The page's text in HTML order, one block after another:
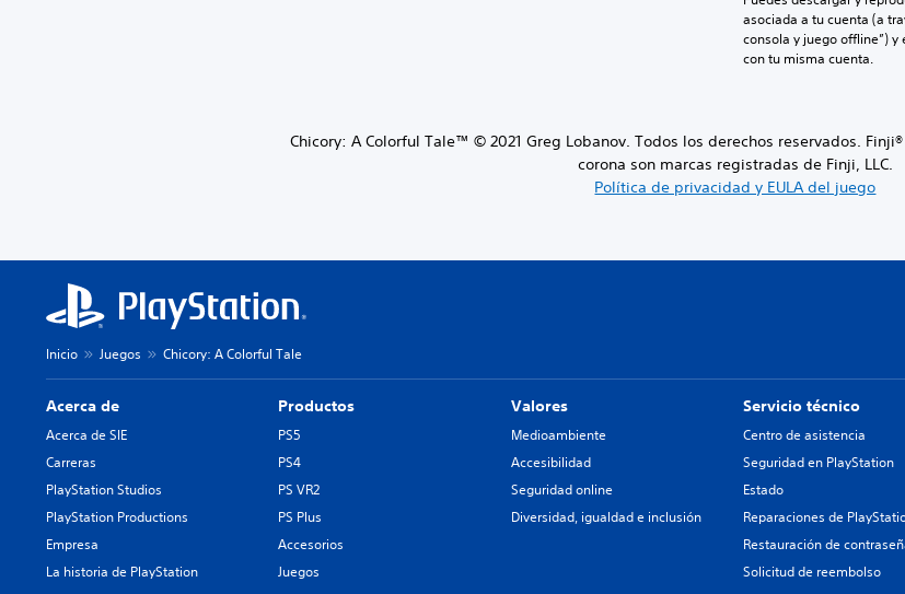
asociada a tu cuenta (a
consola y juego offline”) y
con tu misma cuenta.
Chicory: A Colorful Tale™ © 2021 Greg Lobanov. Todos los derechos reservados.
corona son marcas registradas de Finji, LLC.
Política de privacidad y EULA del juego
Inicio Juegos Chicory: A Colorful Tale
Acerca de
Acerca de SIE
Carreras
PlayStation Studios
PlayStation Productions
Empresa
La historia de PlayStation
Productos
PS5
PS4
PS VR2
PS Plus
Accesorios
Juegos
Valores
Medioambiente
Accesibilidad
Seguridad online
Diversidad, igualdad e inclusión
Servicio técnico
Centro de asistencia
Seguridad en PlayStation
Estado
Reparaciones de
Restauración de
Solicitud de reembolso